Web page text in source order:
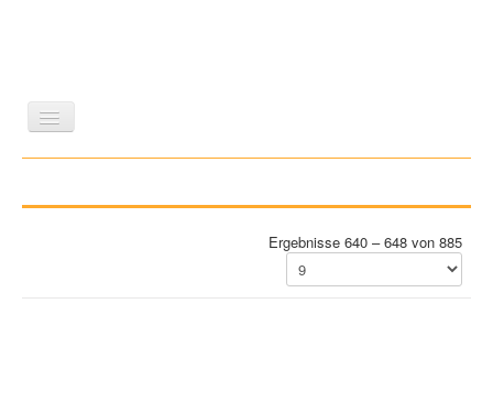
GESCHICHTE
WISSENSCHAFT
REIHEN
ZEITSCHRIFTEN/VERZEICHNISSEErgebnisse 640 – 648 von 885